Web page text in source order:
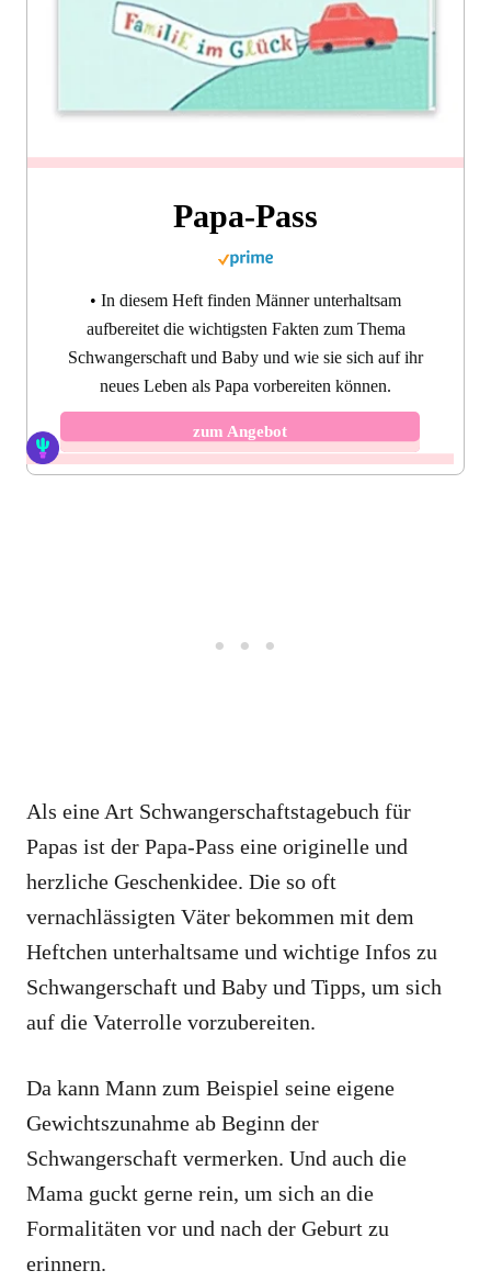
Papa-Pass
• In diesem Heft finden Männer unterhaltsam
aufbereitet die wichtigsten Fakten zum Thema
Schwangerschaft und Baby und wie sie sich auf ihr
neues Leben als Papa vorbereiten können.
zum Angebot
Als eine Art Schwangerschaftstagebuch für
Papas ist der Papa-Pass eine originelle und
herzliche Geschenkidee. Die so oft
vernachlässigten Väter bekommen mit dem
Heftchen unterhaltsame und wichtige Infos zu
Schwangerschaft und Baby und Tipps, um sich
auf die Vaterrolle vorzubereiten.
Da kann Mann zum Beispiel seine eigene
Gewichtszunahme ab Beginn der
Schwangerschaft vermerken. Und auch die
Mama guckt gerne rein, um sich an die
Formalitäten vor und nach der Geburt zu
erinnern.